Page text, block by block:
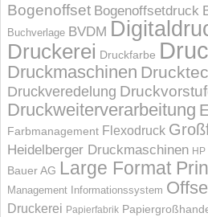
Bogenoffset Bogenoffsetdruck
Buchverlage BVDM
Druckerei Druckfarbe
Druckmaschinen
Druckveredelung
Druckweiterverarbeitung
Farbmanagement Flexodruck
Heidelberger Druckmaschinen HP
Bauer AG Large Format
Management Informations­system
Druckerei Papierfabrik